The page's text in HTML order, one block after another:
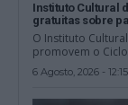
Instituto Cultural
gratuitas sobre
O Instituto
promovem o
6 Agosto, 2026 - 12:15